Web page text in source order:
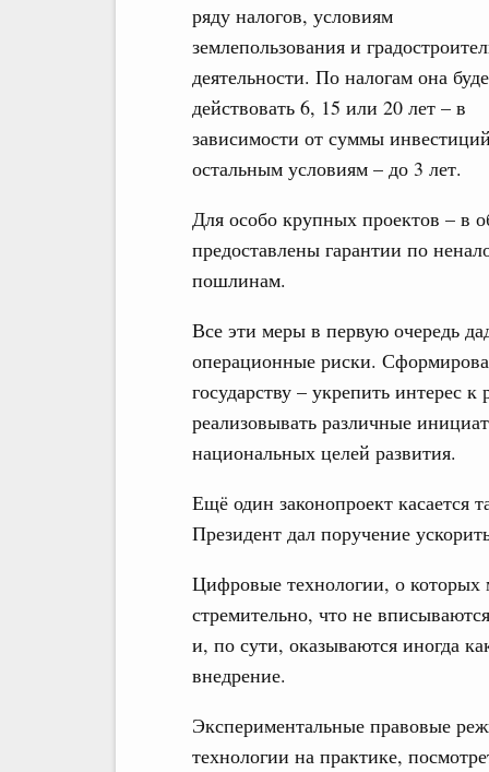
ряду налогов, условиям
землепользования и
деятельности. По налогам она
действовать 6, 15 или 20 лет – в
зависимости от суммы
остальным условиям – до 3 лет.
Для особо крупных проектов – в
предоставлены гарантии по
пошлинам.
Все эти меры в первую очередь
операционные риски.
государству – укрепить интерес
реализовывать различные
национальных целей развития.
Ещё один законопроект касается
Президент дал поручение
Цифровые технологии, о которых
стремительно, что не
и, по сути, оказываются иногда
внедрение.
Экспериментальные правовые
технологии на практике,